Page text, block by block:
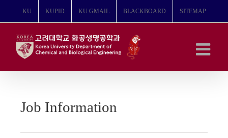
뛰
KU KUPID KU GMAIL BLACKBOARD SITEMAP
Job Information